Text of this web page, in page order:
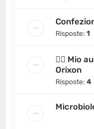
Risposte:1
🏴‍☠️ Mio
Orixon
Risposte:4